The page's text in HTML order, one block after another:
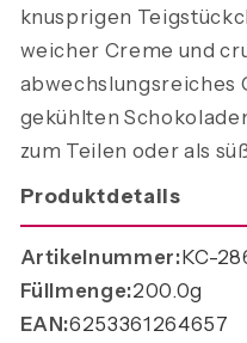
knusprigen
weicher Creme und
abwechslungsreiches
gekühlten
zum Teilen oder als
Produktdetails
Artikelnummer:KC-
Füllmenge:200.0g
EAN:6253361264657